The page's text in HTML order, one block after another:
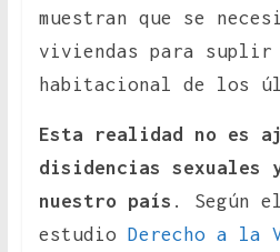
muestran que se
viviendas para
habitacional de los
Esta realidad no es
disidencias sexuales
nuestro país . Según el
estudio Derecho a la